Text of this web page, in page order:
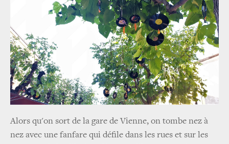
Alors qu'on sort de la gare de Vienne, on tombe nez à
nez avec une fanfare qui défile dans les rues et sur les